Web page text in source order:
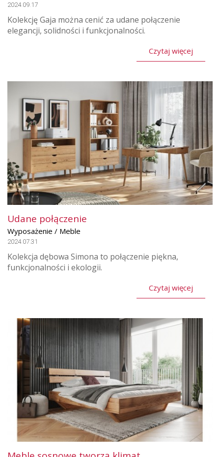
2024.09.17
Kolekcję Gaja można cenić za udane połączenie
elegancji, solidności i funkcjonalności.
Czytaj więcej
Udane połączenie
Wyposażenie / Meble
2024.07.31
Kolekcja dębowa Simona to połączenie piękna,
funkcjonalności i ekologii.
Czytaj więcej